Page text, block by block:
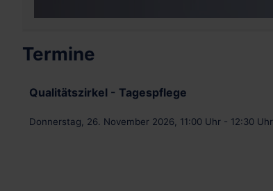
Termine
Qualitätszirkel - Tagespflege
Donnerstag, 26. November 2026, 11:00 Uhr - 12:30 Uhr